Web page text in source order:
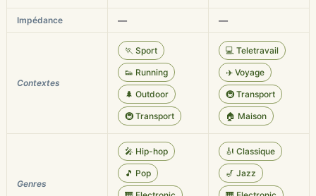
Impédance — —
Contextes
🏃 Sport
👟 Running
🌲 Outdoor
🚇 Transport
💻 Teletravail
✈️ Voyage
🚇 Transport
🏠 Maison
Genres
🎤 Hip-hop
🎵 Pop
🎻 Classique
🎷 Jazz